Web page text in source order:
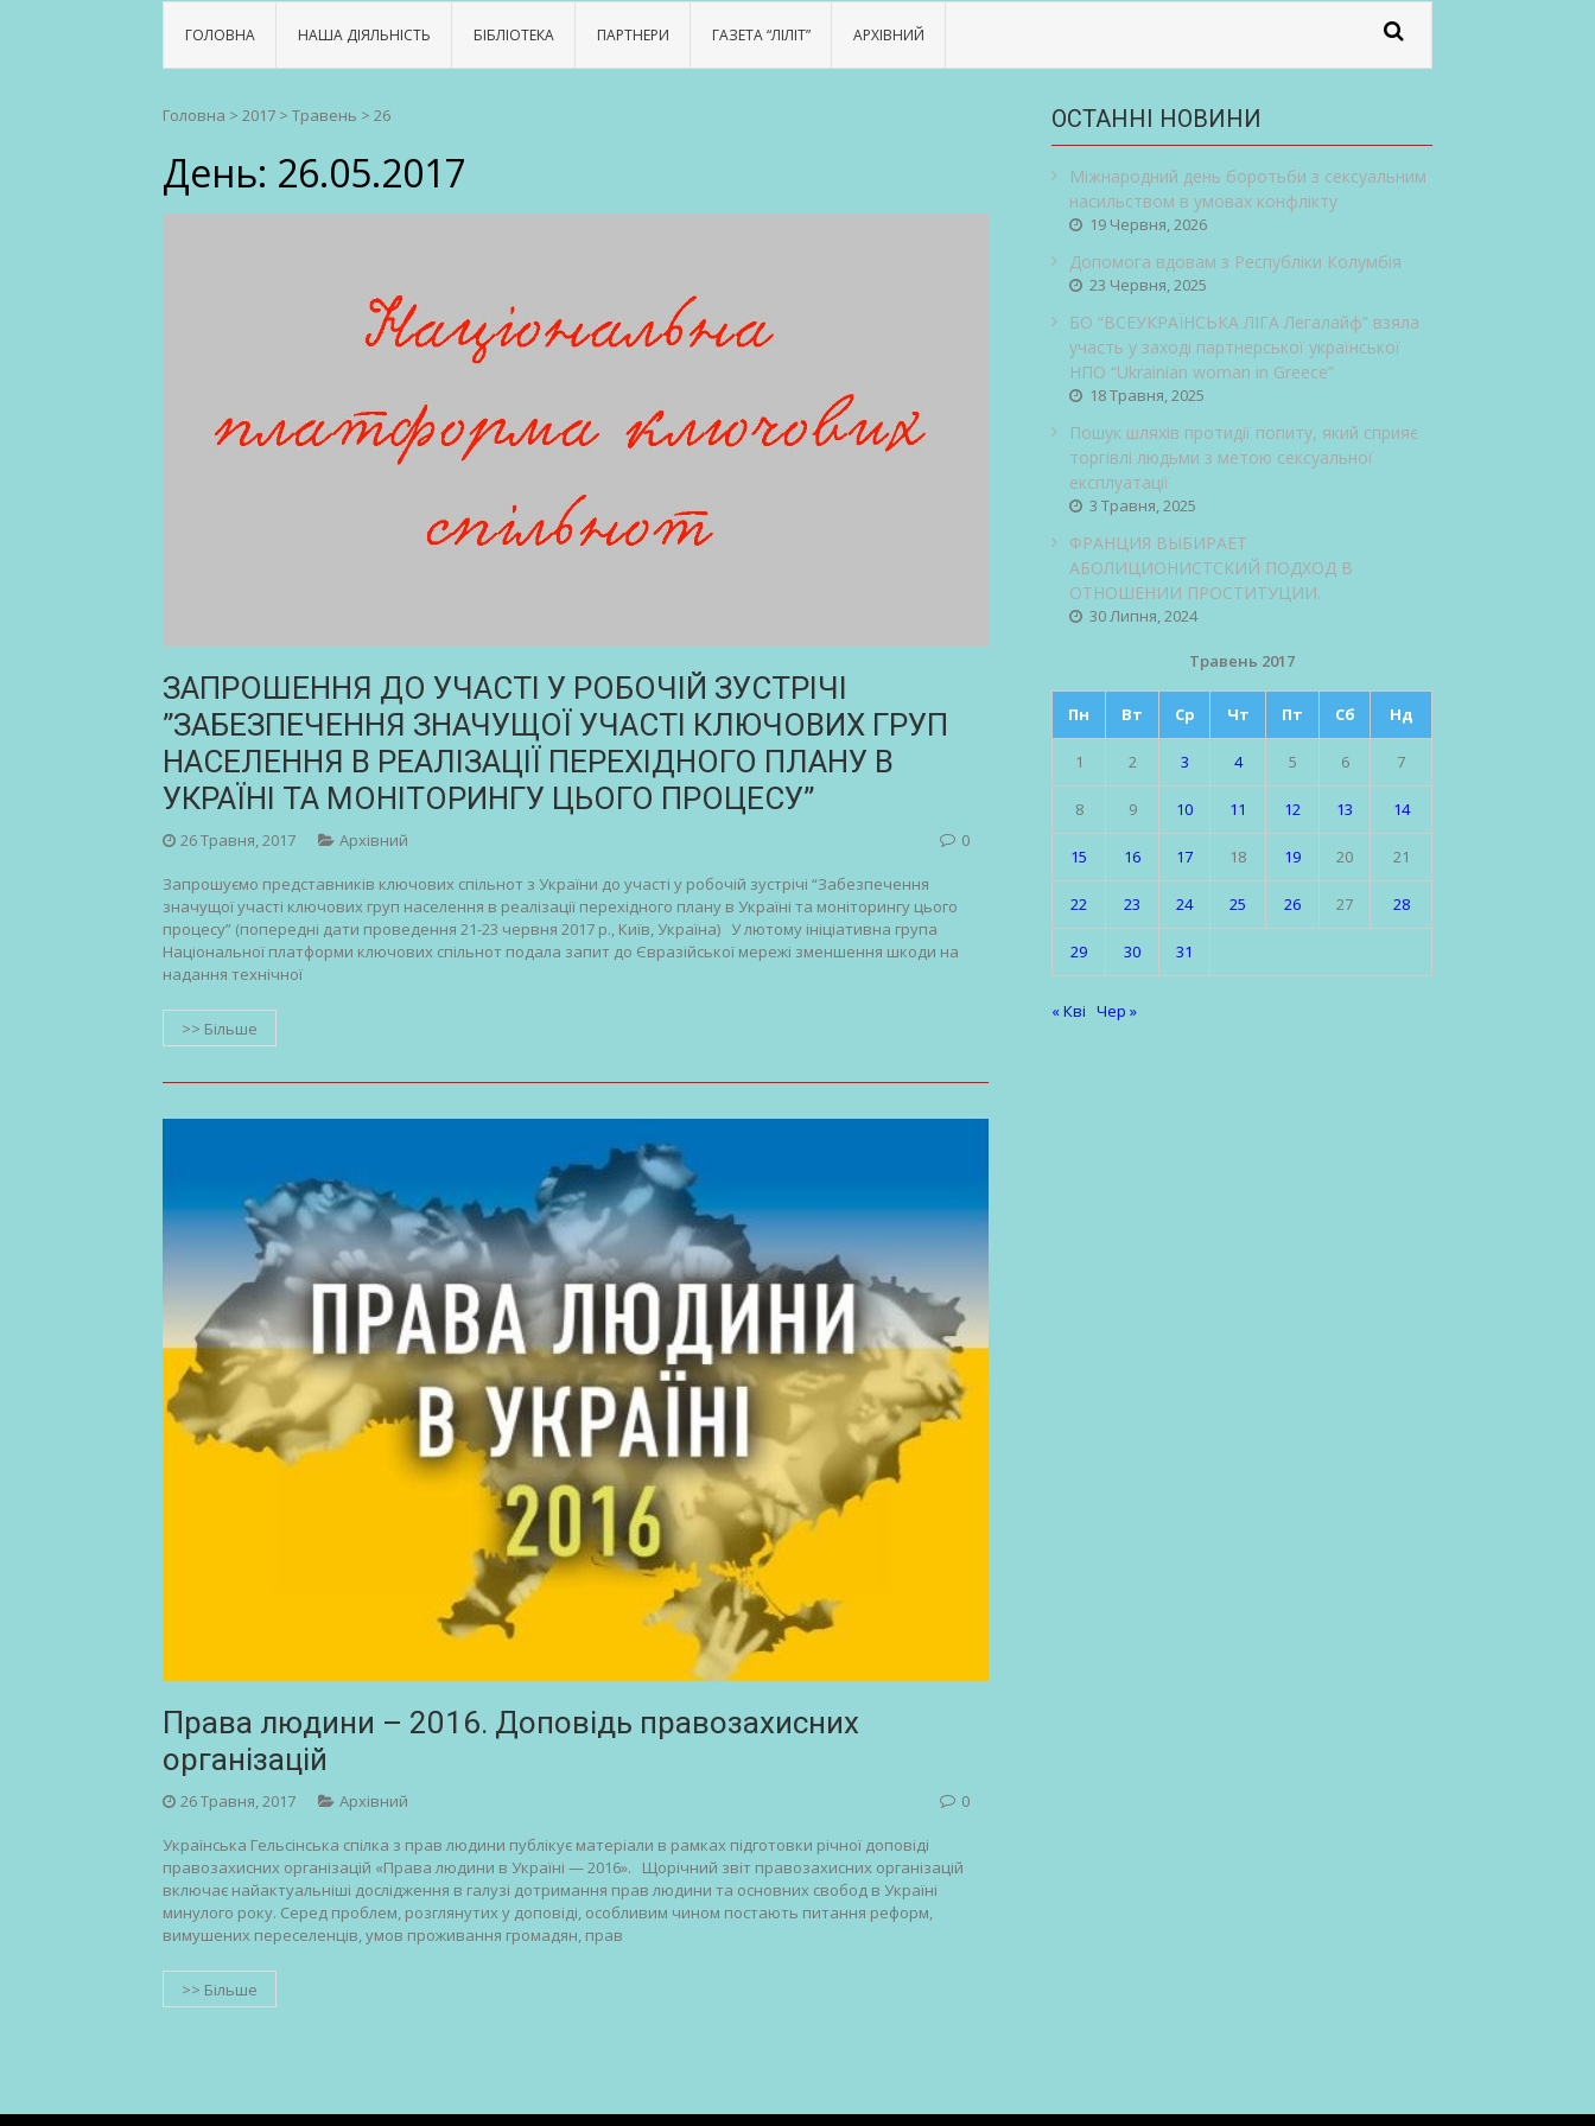
ГОЛОВНА НАША ДІЯЛЬНІСТЬ БІБЛІОТЕКА ПАРТНЕРИ ГАЗЕТА “ЛІЛІТ” АРХІВНИЙ
Головна > 2017 > Травень > 26
День: 26.05.2017
ЗАПРОШЕННЯ ДО УЧАСТІ У РОБОЧІЙ ЗУСТРІЧІ
”ЗАБЕЗПЕЧЕННЯ ЗНАЧУЩОЇ УЧАСТІ КЛЮЧОВИХ ГРУП
НАСЕЛЕННЯ В РЕАЛІЗАЦІЇ ПЕРЕХІДНОГО ПЛАНУ В
УКРАЇНІ ТА МОНІТОРИНГУ ЦЬОГО ПРОЦЕСУ”
26 Травня, 2017 Архівний 0
Запрошуємо представників ключових спільнот з України до участі у робочій зустрічі “Забезпечення
значущої участі ключових груп населення в реалізації перехідного плану в Україні та моніторингу цього
процесу” (попередні дати проведення 21-23 червня 2017 р., Київ, Україна) У лютому ініціативна група
Національної платформи ключових спільнот подала запит до Євразійської мережі зменшення шкоди на
надання технічної
>> Більше
Права людини – 2016. Доповідь правозахисних
організацій
26 Травня, 2017 Архівний 0
Українська Гельсінська спілка з прав людини публікує матеріали в рамках підготовки річної доповіді
правозахисних організацій «Права людини в Україні — 2016». Щорічний звіт правозахисних організацій
включає найактуальніші дослідження в галузі дотримання прав людини та основних свобод в Україні
минулого року. Серед проблем, розглянутих у доповіді, особливим чином постають питання реформ,
вимушених переселенців, умов проживання громадян, прав
>> Більше
ОСТАННІ НОВИНИ
Міжнародний день боротьби з сексуальним
насильством в умовах конфлікту
19 Червня, 2026
Допомога вдовам з Республіки Колумбія
23 Червня, 2025
БО “ВСЕУКРАЇНСЬКА ЛІГА Легалайф” взяла
участь у заході партнерської української
НПО “Ukrainian woman in Greece”
18 Травня, 2025
Пошук шляхів протидії попиту, який сприяє
торгівлі людьми з метою сексуальної
експлуатації
3 Травня, 2025
ФРАНЦИЯ ВЫБИРАЕТ
АБОЛИЦИОНИСТСКИЙ ПОДХОД В
ОТНОШЕНИИ ПРОСТИТУЦИИ.
30 Липня, 2024
Травень 2017
Пн Вт Ср Чт Пт Сб Нд
1 2 3 4 5 6 7
8 9 10 11 12 13 14
15 16 17 18 19 20 21
22 23 24 25 26 27 28
29 30 31
« Кві Чер »